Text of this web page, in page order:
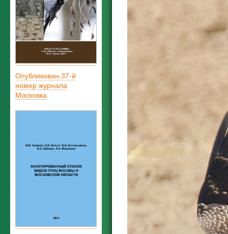
Опубликован 37-й
номер журнала
Московка